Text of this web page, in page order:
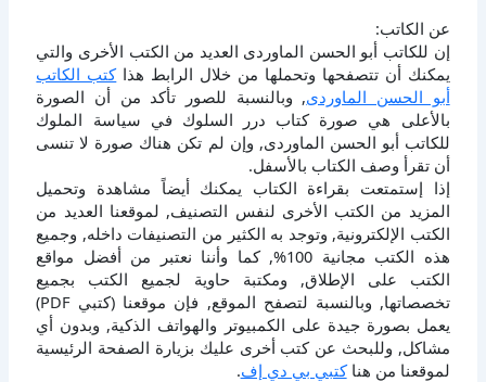
عن الكاتب:
إن للكاتب أبو الحسن الماوردى العديد من الكتب الأخرى والتي
يمكنك أن تتصفحها وتحملها من خلال الرابط هذاكتب الكاتب
أبو الحسن الماوردى, وبالنسبة للصور تأكد من أن الصورة
بالأعلى هي صورة كتاب درر السلوك في سياسة الملوك
للكاتب أبو الحسن الماوردى, وإن لم تكن هناك صورة لا تنسى
أن تقرأ وصف الكتاب بالأسفل.
إذا إستمتعت بقراءة الكتاب يمكنك أيضاً مشاهدة وتحميل
المزيد من الكتب الأخرى لنفس التصنيف, لموقعنا العديد من
الكتب الإلكترونية, وتوجد به الكثير من التصنيفات داخله, وجميع
هذه الكتب مجانية 100%, كما وأننا نعتبر من أفضل مواقع
الكتب على الإطلاق, ومكتبة حاوية لجميع الكتب بجميع
تخصصاتها, وبالنسبة لتصفح الموقع, فإن موقعنا (كتبي PDF)
يعمل بصورة جيدة على الكمبيوتر والهواتف الذكية, وبدون أي
مشاكل, وللبحث عن كتب أخرى عليك بزيارة الصفحة الرئيسية
لموقعنا من هناكتبي بي دي إف.